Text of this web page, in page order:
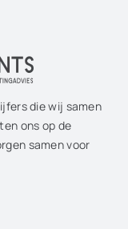
die wij samen
ons op de
samen voor